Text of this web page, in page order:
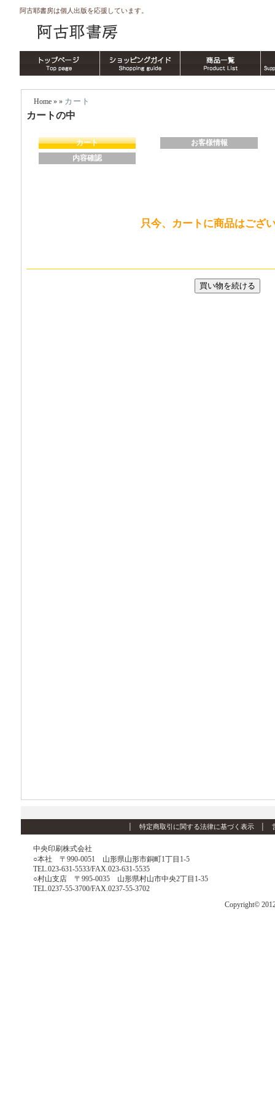
阿古耶書房は個人出版を応援しています。
Home» » カート
カートの中
カート
お客様情報
内容確認
只今、カートに商品はござ
特定商取引に関する法律に基づく表示
中央印刷株式会社
○本社 〒990-0051 山形県山形市銅町1丁目1-5
TEL.023-631-5533/FAX.023-631-5535
○村山支店 〒995-0035 山形県村山市中央2丁目1-35
TEL.0237-55-3700/FAX.0237-55-3702
Copyright©